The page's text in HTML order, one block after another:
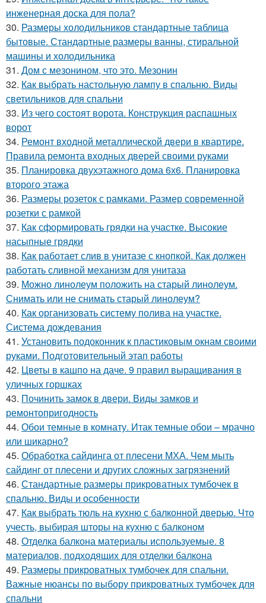
инженерная доска для пола?
30. Размеры холодильников стандартные таблица
бытовые. Стандартные размеры ванны, стиральной
машины и холодильника
31. Дом с мезонином, что это. Мезонин
32. Как выбрать настольную лампу в спальню. Виды
светильников для спальни
33. Из чего состоят ворота. Конструкция распашных
ворот
34. Ремонт входной металлической двери в квартире.
Правила ремонта входных дверей своими руками
35. Планировка двухэтажного дома 6х6. Планировка
второго этажа
36. Размеры розеток с рамками. Размер современной
розетки с рамкой
37. Как сформировать грядки на участке. Высокие
насыпные грядки
38. Как работает слив в унитазе с кнопкой. Как должен
работать сливной механизм для унитаза
39. Можно линолеум положить на старый линолеум.
Снимать или не снимать старый линолеум?
40. Как организовать систему полива на участке.
Система дождевания
41. Установить подоконник к пластиковым окнам своими
руками. Подготовительный этап работы
42. Цветы в кашпо на даче. 9 правил выращивания в
уличных горшках
43. Починить замок в двери. Виды замков и
ремонтопригодность
44. Обои темные в комнату. Итак темные обои – мрачно
или шикарно?
45. Обработка сайдинга от плесени МХА. Чем мыть
сайдинг от плесени и других сложных загрязнений
46. Стандартные размеры прикроватных тумбочек в
спальню. Виды и особенности
47. Как выбрать тюль на кухню с балконной дверью. Что
учесть, выбирая шторы на кухню с балконом
48. Отделка балкона материалы используемые. 8
материалов, подходящих для отделки балкона
49. Размеры прикроватных тумбочек для спальни.
Важные нюансы по выбору прикроватных тумбочек для
спальни